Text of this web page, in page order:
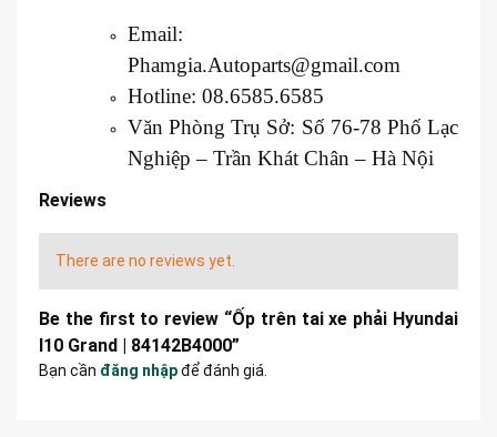
Email:
Phamgia.Autoparts@gmail.com
Hotline: 08.6585.6585
Văn Phòng Trụ Sở: Số 76-78 Phố Lạc
Nghiệp – Trần Khát Chân – Hà Nội
Reviews
There are no reviews yet.
Be the first to review “Ốp trên tai xe phải Hyundai
I10 Grand | 84142B4000”
Bạn cần đăng nhậpđể đánh giá.